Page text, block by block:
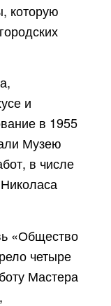
которую
и
в 1955
Музею
в числе
«Общество
четыре
Мастера
,